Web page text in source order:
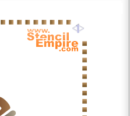
a